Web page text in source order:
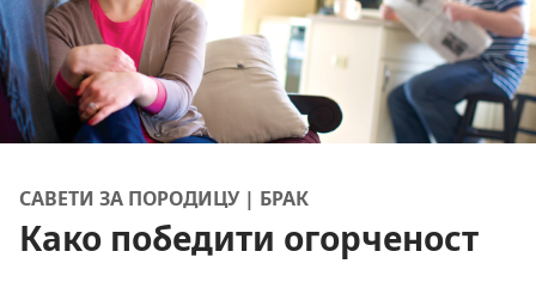
САВЕТИ ЗА ПОРОДИЦУ | БРАК
Како победити огорченост